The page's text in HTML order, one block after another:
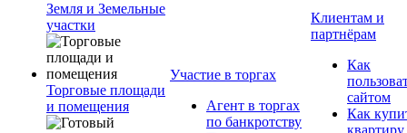
Земля и Земельные
участки
Торговые площади
и помещения
Участие в торгах
Агент в торгах
по банкротству
Клиентам и
партнёрам
Как
сайтом
Как
квартиру